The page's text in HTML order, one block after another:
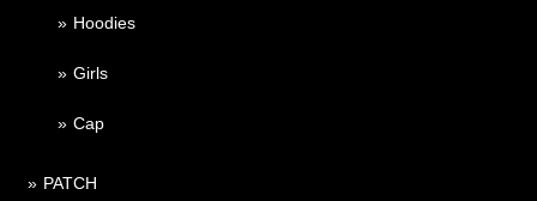
Hoodies
Girls
Cap
PATCH